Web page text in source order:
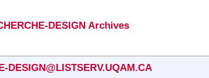
DESIGN Archives
DESIGN@LISTSERV.UQAM.CA